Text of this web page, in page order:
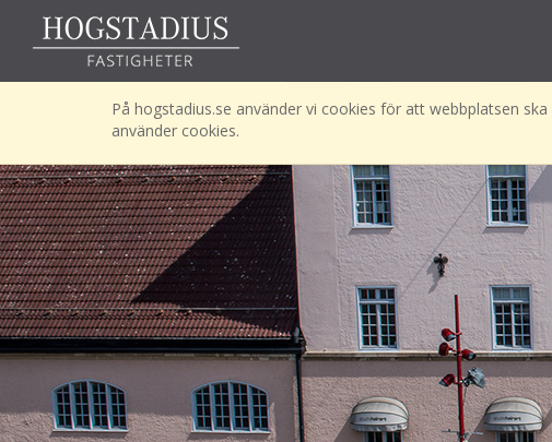
På hogstadius.se använder vi cookies för att webbplatsen
använder cookies.